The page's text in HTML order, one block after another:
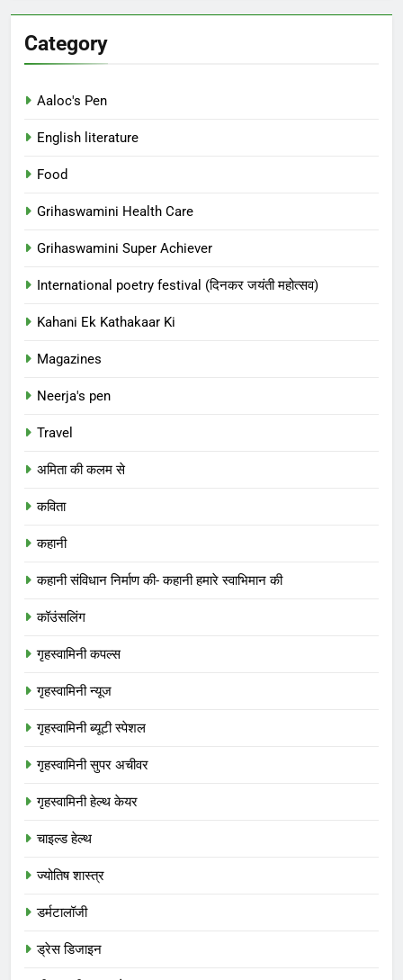
Category
Aaloc's Pen
English literature
Food
Grihaswamini Health Care
Grihaswamini Super Achiever
International poetry festival (दिनकर जयंती महोत्सव)
Kahani Ek Kathakaar Ki
Magazines
Neerja's pen
Travel
अमिता की कलम से
कविता
कहानी
कहानी संविधान निर्माण की- कहानी हमारे स्वाभिमान की
कॉउंसलिंग
गृहस्वामिनी कपल्स
गृहस्वामिनी न्यूज
गृहस्वामिनी ब्यूटी स्पेशल
गृहस्वामिनी सुपर अचीवर
गृहस्वामिनी हेल्थ केयर
चाइल्ड हेल्थ
ज्योतिष शास्त्र
डर्मटालॉजी
ड्रेस डिजाइन